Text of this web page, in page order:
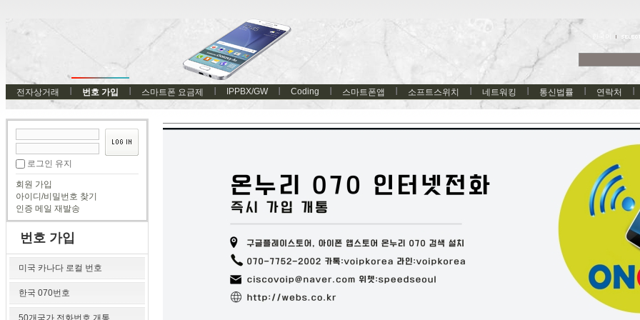
전자상거래 번호 가입 스마트폰 요금제 IPPBX/GW Coding 스마트폰앱 소프트스위치 네트워킹 통신법률 연락처
로그인 유지
회원 가입
아이디/비밀번호 찾기
인증 메일 재발송
번호 가입
미국 카나다 로컬 번호
한국 070번호
50개국가 전화번호 개통